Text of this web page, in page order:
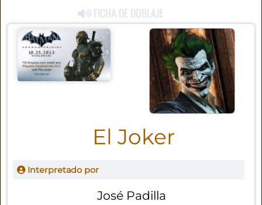
FICHA DE DOBLAJE
El Joker
Interpretado por
José Padilla